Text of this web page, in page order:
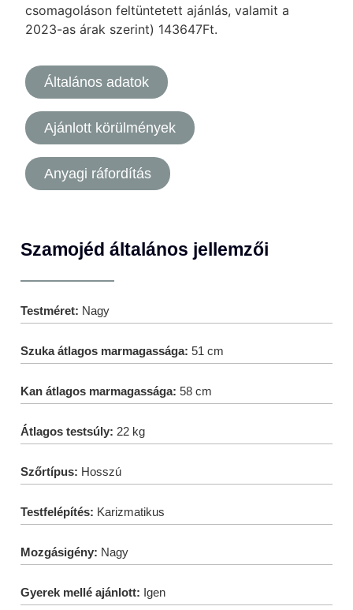
csomagoláson feltüntetett ajánlás, valamit a
2023-as árak szerint) 143647Ft.
Általános adatok
Ajánlott körülmények
Anyagi ráfordítás
Szamojéd általános jellemzői
Testméret: Nagy
Szuka átlagos marmagassága: 51 cm
Kan átlagos marmagassága: 58 cm
Átlagos testsúly: 22 kg
Szőrtípus: Hosszú
Testfelépítés: Karizmatikus
Mozgásigény: Nagy
Gyerek mellé ajánlott: Igen